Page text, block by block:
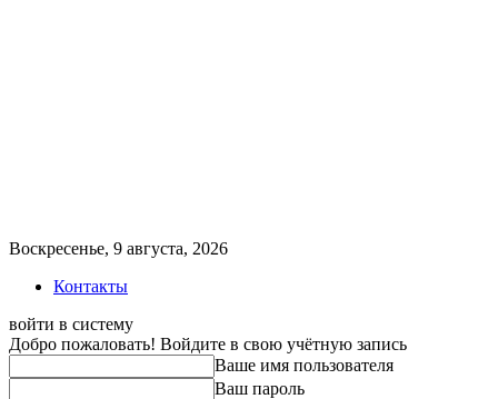
Воскресенье, 9 августа, 2026
Контакты
войти в систему
Добро пожаловать! Войдите в свою учётную запись
Ваше имя пользователя
Ваш пароль